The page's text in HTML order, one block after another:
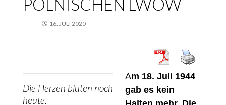
POLNISCHEN LWÓW
16. JULI 2020
Die Herzen bluten noch
heute.
Am 18. Juli 1944
gab es kein